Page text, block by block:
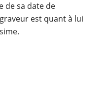
de sa date de
est quant à lui